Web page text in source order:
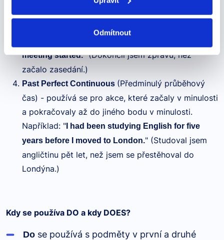
Odmítnout
(Předminulý čas) - vyjadřuje akce,
které se odehrály před jinou minulou akcí.
meeting started." (Dokončil jsem zprávu, než
začalo zasedání.)
Past Perfect Continuous (Předminulý průběhový
čas) - používá se pro akce, které začaly v minulosti
a pokračovaly až do jiného bodu v minulosti.
Například: " I had been studying English for five
years before I moved to London." (Studoval jsem
angličtinu pět let, než jsem se přestěhoval do
Londýna.)
Kdy se používa DO a kdy DOES?
Do se používá s podměty v první a druhé